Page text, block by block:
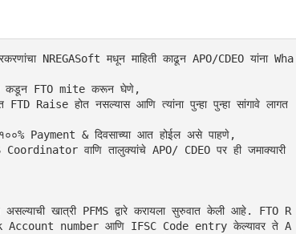
NREGASoft मधून माहिती काढून APO/CDEO यांना Wha
कडून FTO mite करून घेणे,
FTD Raise होत नसल्यास आणि त्यांना पुन्हा पुन्हा सांगावे लागत
१००% Payment & दिवसाच्या आत होईल असे पाहणे,
वाणि तालुक्यांचे APO/ CDEO पर ही जमाक्यारी
खात्री PFMS द्वारे करायला सुरुवात केली आहे. FTO R
Account number आणि IFSC Code entry केल्यावर ते A